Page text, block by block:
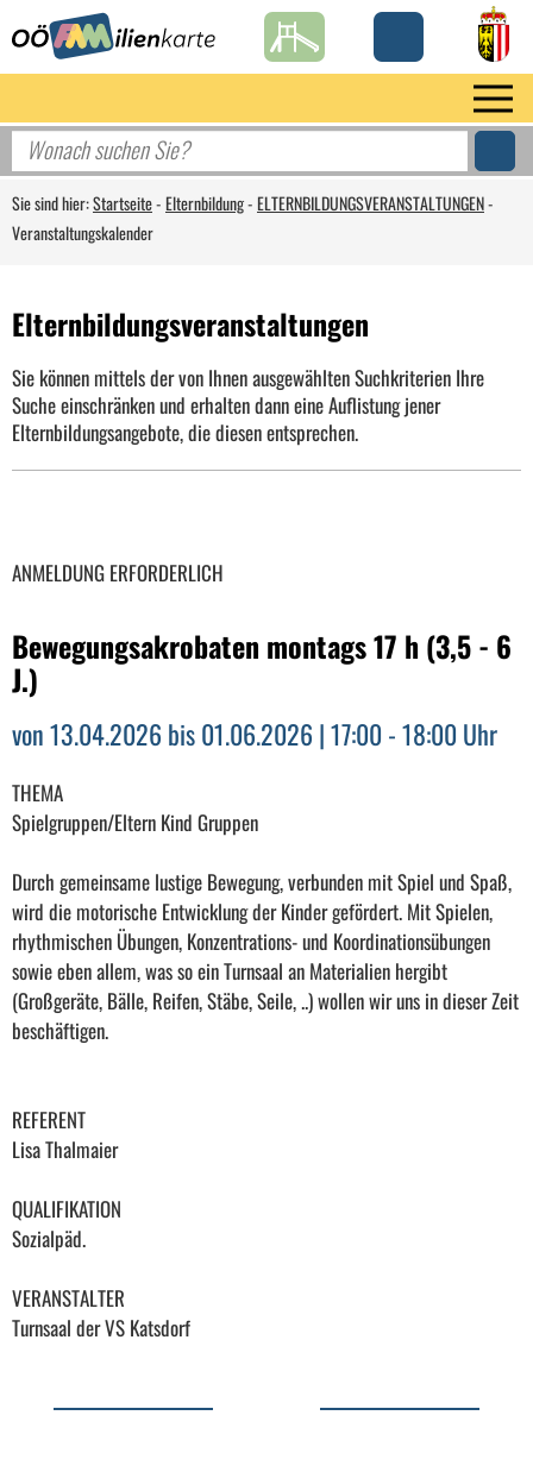
Sie sind hier:Startseite-Elternbildung-ELTERNBILDUNGSVERANSTALTUNGEN-
Veranstaltungskalender
Elternbildungsveranstaltungen
Sie können mittels der von Ihnen ausgewählten Suchkriterien Ihre
Suche einschränken und erhalten dann eine Auflistung jener
Elternbildungsangebote, die diesen entsprechen.
ANMELDUNG ERFORDERLICH
Bewegungsakrobaten montags 17 h (3,5 - 6
J.)
von 13.04.2026 bis 01.06.2026 | 17:00 - 18:00 Uhr
THEMA
Spielgruppen/Eltern Kind Gruppen
Durch gemeinsame lustige Bewegung, verbunden mit Spiel und Spaß,
wird die motorische Entwicklung der Kinder gefördert. Mit Spielen,
rhythmischen Übungen, Konzentrations- und Koordinationsübungen
sowie eben allem, was so ein Turnsaal an Materialien hergibt
(Großgeräte, Bälle, Reifen, Stäbe, Seile, ..) wollen wir uns in dieser Zeit
beschäftigen.
REFERENT
Lisa Thalmaier
QUALIFIKATION
Sozialpäd.
VERANSTALTER
Turnsaal der VS Katsdorf